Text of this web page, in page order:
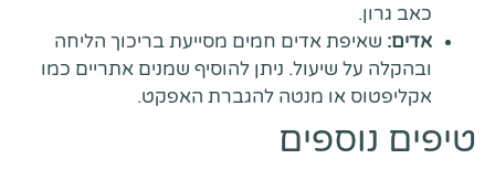
כאב גרון.
אדים: שאיפת אדים חמים מסייעת בריכוך הליחה
ובהקלה על שיעול. ניתן להוסיף שמנים אתריים כמו
אקליפטוס או מנטה להגברת האפקט.
טיפים נוספים